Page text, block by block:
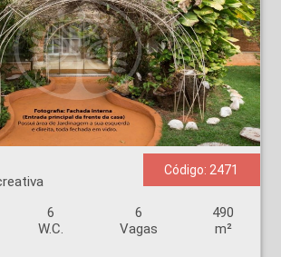
Preto
Código: 2471
6
W.C.
6
Vagas
490
m²